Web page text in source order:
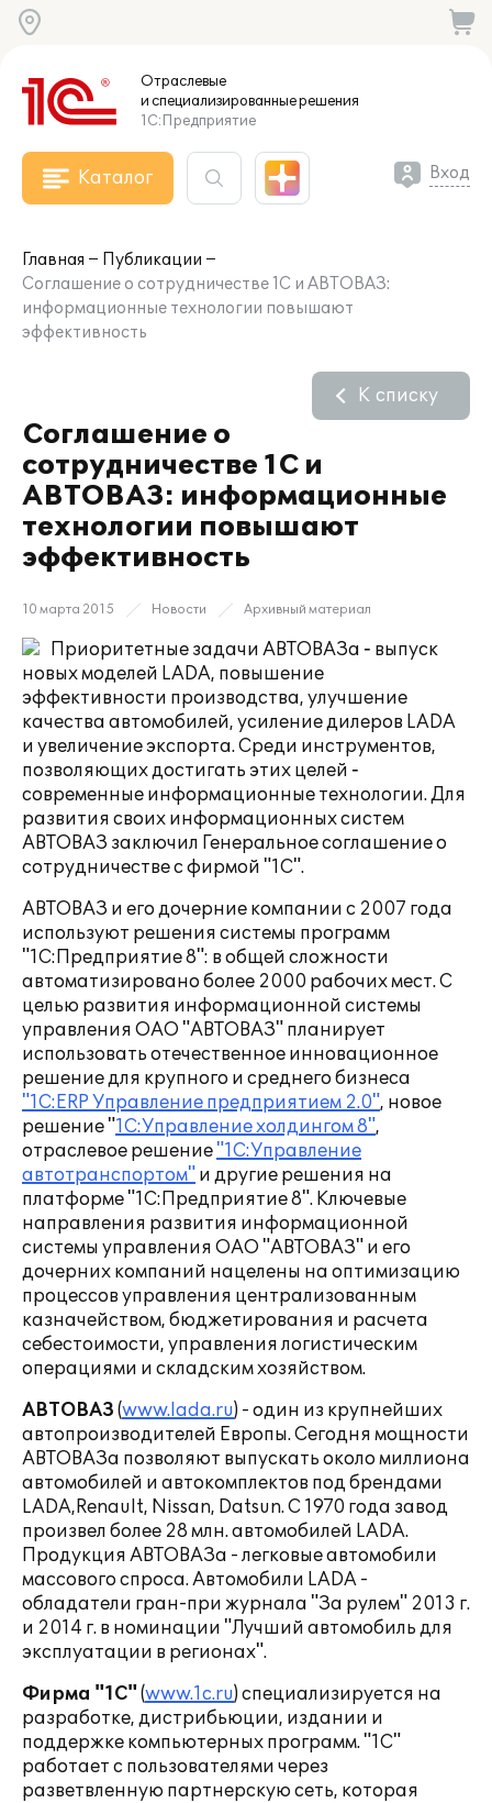
Отраслевые
и специализированныерешения
1С:Предприятие
Каталог Вход
Главная
Публикации
Соглашение о сотрудничестве 1С и АВТОВАЗ:
информационные технологии повышают
эффективность
Соглашение о
сотрудничестве 1С и
АВТОВАЗ: информационные
технологии повышают
эффективность
К списку
10 марта 2015 Новости Архивный материал
Приоритетные задачи АВТОВАЗа ‑ выпуск
новых моделей LADA, повышение
эффективности производства, улучшение
качества автомобилей, усиление дилеров LADA
и увеличение экспорта. Среди инструментов,
позволяющих достигать этих целей ‑
современные информационные технологии. Для
развития своих информационных систем
АВТОВАЗ заключил Генеральное соглашение о
сотрудничестве с фирмой "1С".
АВТОВАЗ и его дочерние компании с 2007 года
используют решения системы программ
"1С:Предприятие 8": в общей сложности
автоматизировано более 2000 рабочих мест. С
целью развития информационной системы
управления ОАО "АВТОВАЗ" планирует
использовать отечественное инновационное
решение для крупного и среднего бизнеса
"1С:ERP Управление предприятием 2.0", новое
решение "1С:Управление холдингом 8",
отраслевое решение "1C:Управление
автотранспортом" и другие решения на
платформе "1С:Предприятие 8". Ключевые
направления развития информационной
системы управления ОАО "АВТОВАЗ" и его
дочерних компаний нацелены на оптимизацию
процессов управления централизованным
казначейством, бюджетирования и расчета
себестоимости, управления логистическим
операциями и складским хозяйством.
АВТОВАЗ (www.lada.ru) - один из крупнейших
автопроизводителей Европы. Сегодня мощности
АВТОВАЗа позволяют выпускать около миллиона
автомобилей и автокомплектов под брендами
LADA,Renault, Nissan, Datsun. С 1970 года завод
произвел более 28 млн. автомобилей LADA.
Продукция АВТОВАЗа - легковые автомобили
массового спроса. Автомобили LADA -
обладатели гран-при журнала "За рулем" 2013 г.
и 2014 г. в номинации "Лучший автомобиль для
эксплуатации в регионах".
Фирма "1С" (www.1c.ru) специализируется на
разработке, дистрибьюции, издании и
поддержке компьютерных программ. "1С"
работает с пользователями через
разветвленную партнерскую сеть, которая